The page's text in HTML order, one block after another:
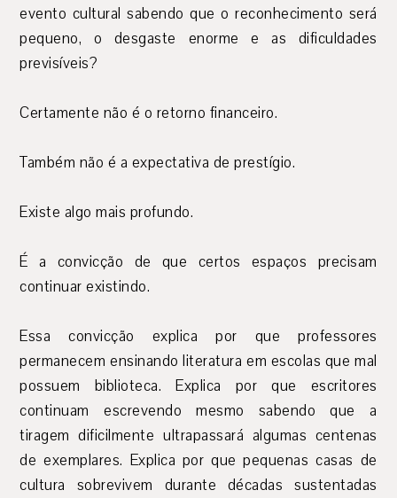
evento cultural sabendo que o reconhecimento será
pequeno, o desgaste enorme e as dificuldades
previsíveis?
Certamente não é o retorno financeiro.
Também não é a expectativa de prestígio.
Existe algo mais profundo.
É a convicção de que certos espaços precisam
continuar existindo.
Essa convicção explica por que professores
permanecem ensinando literatura em escolas que mal
possuem biblioteca. Explica por que escritores
continuam escrevendo mesmo sabendo que a
tiragem dificilmente ultrapassará algumas centenas
de exemplares. Explica por que pequenas casas de
cultura sobrevivem durante décadas sustentadas